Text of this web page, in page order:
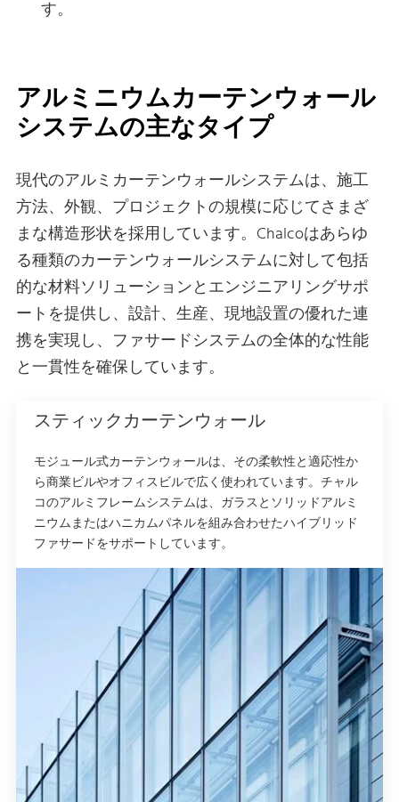
す。
アルミニウムカーテンウォール
システムの主なタイプ
現代のアルミカーテンウォールシステムは、施工
方法、外観、プロジェクトの規模に応じてさまざ
まな構造形状を採用しています。Chalcoはあらゆ
る種類のカーテンウォールシステムに対して包括
的な材料ソリューションとエンジニアリングサポ
ートを提供し、設計、生産、現地設置の優れた連
携を実現し、ファサードシステムの全体的な性能
と一貫性を確保しています。
スティックカーテンウォール
モジュール式カーテンウォールは、その柔軟性と適応性か
ら商業ビルやオフィスビルで広く使われています。チャル
コのアルミフレームシステムは、ガラスとソリッドアルミ
ニウムまたはハニカムパネルを組み合わせたハイブリッド
ファサードをサポートしています。